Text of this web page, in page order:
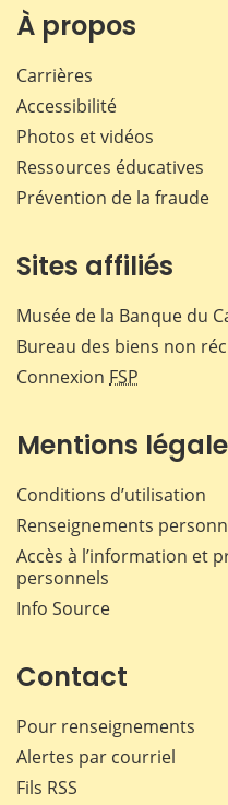
À propos
Carrières
Accessibilité
Photos et vidéos
Ressources éducatives
Prévention de la fraude
Sites affiliés
Musée de la Banque du
Bureau des biens non
Connexion FSP
Mentions
Conditions d’utilisation
Renseignements
Accès à l’information et
personnels
Info Source
Contact
Pour renseignements
Alertes par courriel
Fils RSS